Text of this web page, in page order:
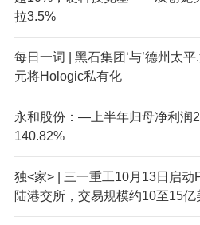
拉3.5%
每日一词 | 黑石集团‘与’德州太
元将Hologic私有化
永和股份：—上半年归母净利润
140.82%
独<家> | 三一重工10月13日启
陆港交所，交易规模约10至15亿